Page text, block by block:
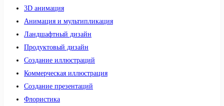
3D анимация
Анимация и мультипликация
Ландшафтный дизайн
Продуктовый дизайн
Создание иллюстраций
Коммерческая иллюстрация
Создание презентаций
Флористика